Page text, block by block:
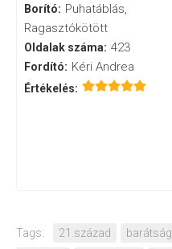
Borító: Puhatáblás,
Ragasztókötött
Oldalak száma: 423
Fordító: Kéri Andrea
Értékelés:
Tags: 21.század barátság